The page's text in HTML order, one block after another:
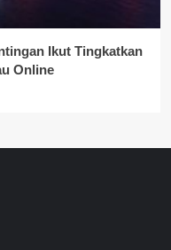
Ikut Tingkatkan
Online